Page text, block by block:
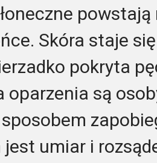
Skóra staje
pokryta
oparzenia są
jest umiar i